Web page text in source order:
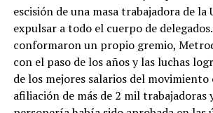
escisión de una masa trabajadora de la
expulsar a todo el cuerpo de
conformaron un propio gremio,
con el paso de los años y las luchas
de los mejores salarios del
afiliación de más de 2 mil trabajadoras